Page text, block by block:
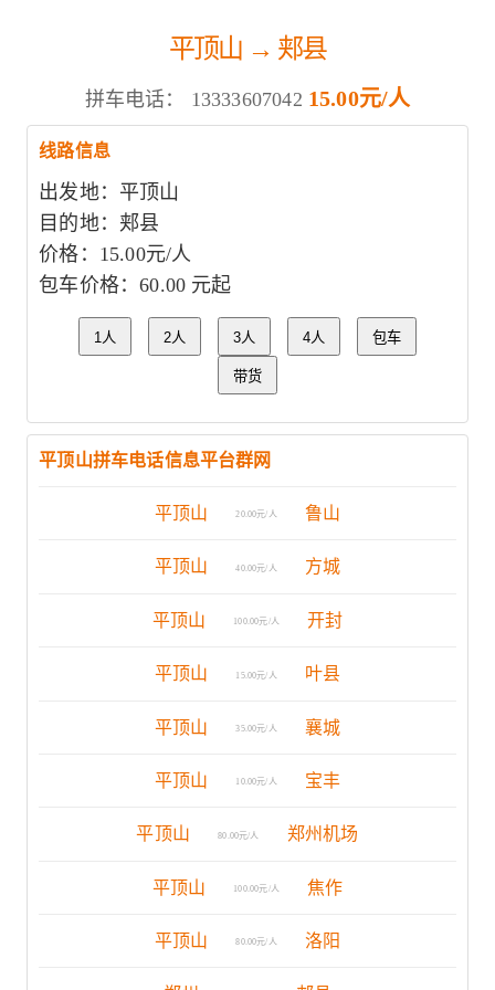
平顶山 → 郏县
拼车电话： 13333607042 15.00元/人
线路信息
出发地：平顶山
目的地：郏县
价格：15.00元/人
包车价格：60.00 元起
1人 2人 3人 4人 包车
带货
平顶山拼车电话信息平台群网
平顶山 20.00元/人 鲁山
平顶山 40.00元/人 方城
平顶山 100.00元/人 开封
平顶山 15.00元/人 叶县
平顶山 35.00元/人 襄城
平顶山 10.00元/人 宝丰
平顶山 80.00元/人 郑州机场
平顶山 100.00元/人 焦作
平顶山 80.00元/人 洛阳